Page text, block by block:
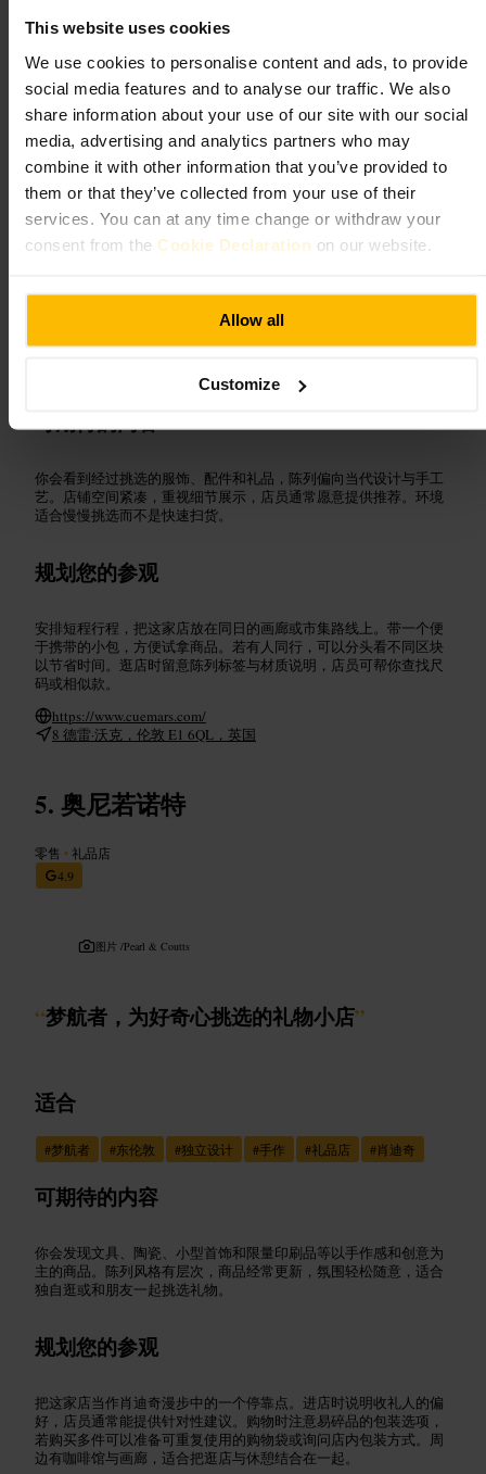
This website uses cookies
We use cookies to personalise content and ads, to provide
social media features and to analyse our traffic. We also
share information about your use of our site with our social
media, advertising and analytics partners who may
combine it with other information that you’ve provided to
them or that they’ve collected from your use of their
services. You can at any time change or withdraw your
consent from the Cookie Declaration on our website.
Allow all
Customize
零售•精品店
图片 /brut
“精挑细选的独立精品店，适合挑礼物和看看
当代设计。”
适合
#精品店 #独立设计 #手作礼物 #伦敦东区 #创意购物
可期待的内容
你会看到经过挑选的服饰、配件和礼品，陈列偏向当代设计与手工
艺。店铺空间紧凑，重视细节展示，店员通常愿意提供推荐。环境
适合慢慢挑选而不是快速扫货。
规划您的参观
安排短程行程，把这家店放在同日的画廊或市集路线上。带一个便
于携带的小包，方便试拿商品。若有人同行，可以分头看不同区块
以节省时间。逛店时留意陈列标签与材质说明，店员可帮你查找尺
码或相似款。
https://www.cuemars.com/
8 德雷·沃克，伦敦 E1 6QL，英国
奥尼若诺特
零售 •礼品店
4.9
图片 /Pearl & Coutts
“梦航者，为好奇心挑选的礼物小店”
适合
#梦航者 #东伦敦 #独立设计 #手作 #礼品店 #肖迪奇
可期待的内容
你会发现文具、陶瓷、小型首饰和限量印刷品等以手作感和创意为
主的商品。陈列风格有层次，商品经常更新，氛围轻松随意，适合
独自逛或和朋友一起挑选礼物。
规划您的参观
把这家店当作肖迪奇漫步中的一个停靠点。进店时说明收礼人的偏
好，店员通常能提供针对性建议。购物时注意易碎品的包装选项，
若购买多件可以准备可重复使用的购物袋或询问店内包装方式。周
边有咖啡馆与画廊，适合把逛店与休憩结合在一起。